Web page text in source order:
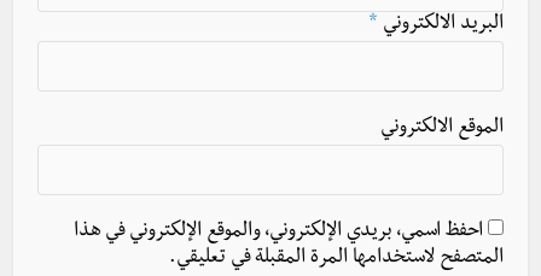
البريد الالكتروني *
الموقع الالكتروني
احفظ اسمي، بريدي الإلكتروني، والموقع الإلكتروني في هذا
المتصفح لاستخدامها المرة المقبلة في تعليقي.